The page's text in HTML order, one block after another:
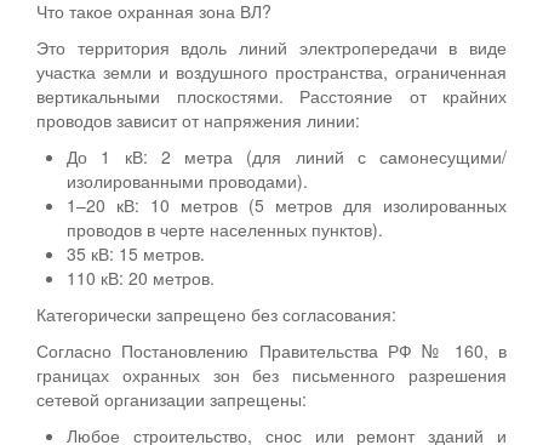
Что такое охранная зона ВЛ?
Это территория вдоль линий электропередачи в виде
участка земли и воздушного пространства, ограниченная
вертикальными плоскостями. Расстояние от крайних
проводов зависит от напряжения линии:
До 1 кВ: 2 метра (для линий с самонесущими/
изолированными проводами).
1–20 кВ: 10 метров (5 метров для изолированных
проводов в черте населенных пунктов).
35 кВ: 15 метров.
110 кВ: 20 метров.
Категорически запрещено без согласования:
Согласно Постановлению Правительства РФ № 160, в
границах охранных зон без письменного разрешения
сетевой организации запрещены:
Любое строительство, снос или ремонт зданий и